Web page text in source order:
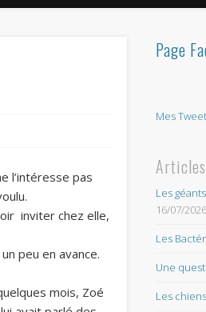
l’intéresse pas
inviter chez elle,
peu en avance.
mois, Zoé
Page
Mes
Les
16/07/2026
Les
Une
Les